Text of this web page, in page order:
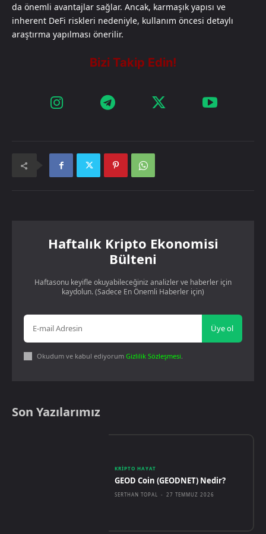
da önemli avantajlar sağlar. Ancak, karmaşık yapısı ve
inherent DeFi riskleri nedeniyle, kullanım öncesi detaylı
araştırma yapılması önerilir.
Haftalık Kripto Ekonomisi
Bülteni
Haftasonu keyifle okuyabileceğiniz analizler ve haberler için
kaydolun. (Sadece En Önemli Haberler için)
Üye ol
Okudum ve kabul ediyorum Gizlilik Sözleşmesi.
Son Yazılarımız
KRIPTO HAYAT
GEOD Coin (GEODNET) Nedir?
SERTHAN TOPAL - 27 TEMMUZ 2026